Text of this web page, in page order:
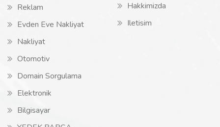
Reklam
Evden Eve Nakliyat
Nakliyat
Otomotiv
Domain Sorgulama
Elektronik
Bilgisayar
Hakkimizda
Iletisim